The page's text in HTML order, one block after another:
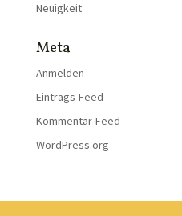
Neuigkeit
Meta
Anmelden
Eintrags-Feed
Kommentar-Feed
WordPress.org